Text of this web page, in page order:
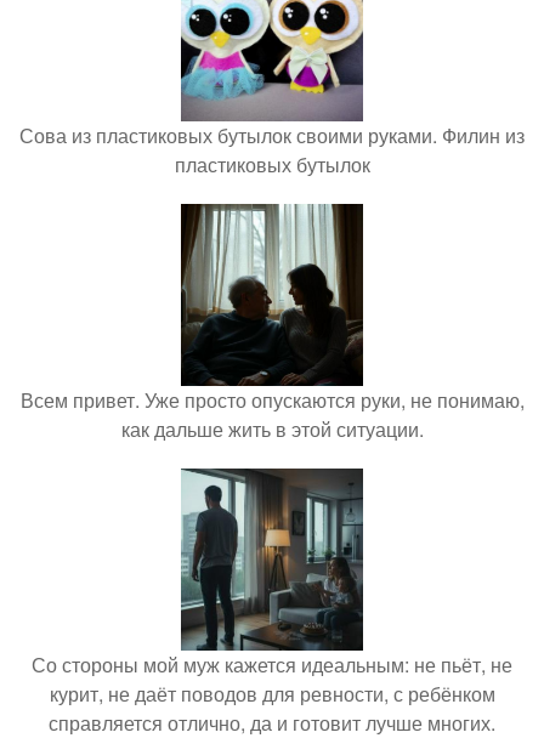
Сова из пластиковых бутылок своими руками. Филин из
пластиковых бутылок
Всем привет. Уже просто опускаются руки, не понимаю,
как дальше жить в этой ситуации.
Со стороны мой муж кажется идеальным: не пьёт, не
курит, не даёт поводов для ревности, с ребёнком
справляется отлично, да и готовит лучше многих.